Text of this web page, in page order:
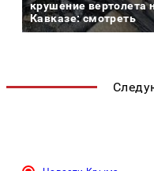
крушение вертолета
Кавказе: смотреть